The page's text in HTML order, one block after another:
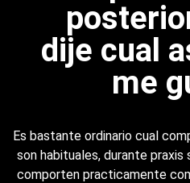
dije cual
me
Es bastante ordinario cual
son habituales, durante praxis
comporten practicamente